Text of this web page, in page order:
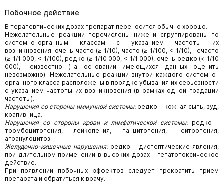
Побочное действие
В терапевтических дозах препарат переносится обычно хорошо.
Нежелательные реакции перечислены ниже и сгруппированы по
системно-органным классам с указанием частоты их
возникновения: очень часто (≥ 1/10), часто (≥ 1/100, < 1/10), нечасто
(≥ 1/1 000, < 1/100), редко (≥ 1/10 000, < 1/1 000), очень редко (< 1/10
000), неизвестно (на основании имеющихся данных оценить
невозможно). Нежелательные реакции внутри каждого системно-
органного класса расположены в порядке убывания их серьезности
с указанием частоты их возникновения (в рамках одной градации
частоты).
Нарушения со стороны иммунной системы:редко - кожная сыпь, зуд,
крапивница.
Нарушения со стороны крови и лимфатической системы:редко -
тромбоцитопения, лейкопения, панцитопения, нейтропения,
агранулоцитоз.
Желудочно-кишечные нарушения:редко - диспептические явления,
при длительном применении в высоких дозах - гепатотоксическое
действие.
При появлении побочных эффектов следует прекратить прием
препарата и обратиться к врачу.